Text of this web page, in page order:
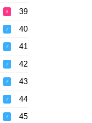
39
♀
40
♂
41
♂
42
♂
43
♂
44
♂
45
♂